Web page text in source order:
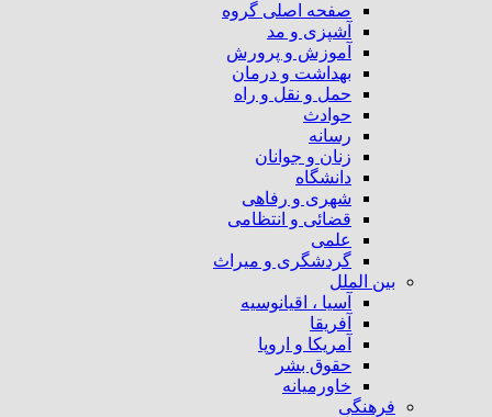
صفحه اصلی گروه
آشپزی و مد
آموزش و پرورش
بهداشت و درمان
حمل و نقل و راه
حوادث
رسانه
زنان و جوانان
دانشگاه
شهری و رفاهی
قضائی و انتظامی
علمی
گردشگری و میراث
بین الملل
آسیا ، اقیانوسیه
آفریقا
آمریکا و اروپا
حقوق بشر
خاورمیانه
فرهنگی